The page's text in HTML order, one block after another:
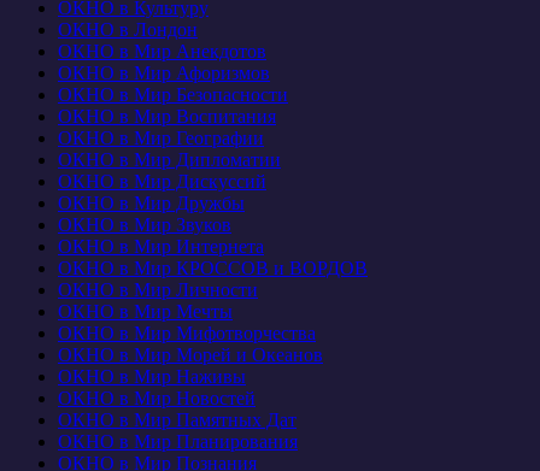
ОКНО в Культуру
ОКНО в Лондон
ОКНО в Мир Анекдотов
ОКНО в Мир Афоризмов
ОКНО в Мир Безопасности
ОКНО в Мир Воспитания
ОКНО в Мир Географии
ОКНО в Мир Дипломатии
ОКНО в Мир Дискуссий
ОКНО в Мир Дружбы
ОКНО в Мир Звуков
ОКНО в Мир Интернета
ОКНО в Мир КРОССОВ и ВОРДОВ
ОКНО в Мир Личности
ОКНО в Мир Мечты
ОКНО в Мир Мифотворчества
ОКНО в Мир Морей и Океанов
ОКНО в Мир Наживы
ОКНО в Мир Новостей
ОКНО в Мир Памятных Дат
ОКНО в Мир Планирования
ОКНО в Мир Познания